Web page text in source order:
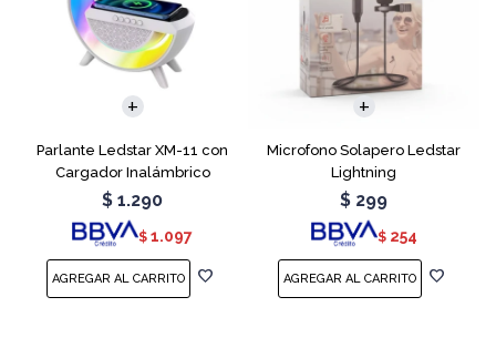
Parlante Ledstar XM-11 con
Cargador Inalámbrico
$ 1.290
$ 1.097
Microfono Solapero Ledstar
Lightning
$ 299
$ 254